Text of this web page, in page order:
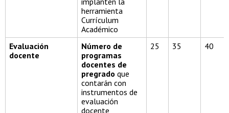
herramienta
Currículum
Académico
Evaluación
docente
Número de
programas
docentes de
pregrado que
contarán con
instrumentos de
evaluación
docente
25 35 40